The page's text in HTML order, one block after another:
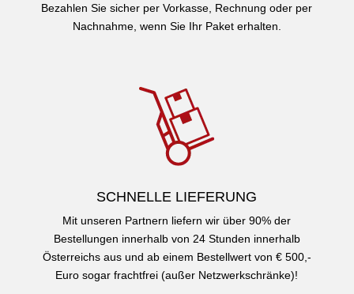
Bezahlen Sie sicher per Vorkasse, Rechnung oder per
Nachnahme, wenn Sie Ihr Paket erhalten.
SCHNELLE LIEFERUNG
Mit unseren Partnern liefern wir über 90% der
Bestellungen innerhalb von 24 Stunden innerhalb
Österreichs aus und ab einem Bestellwert von € 500,-
Euro sogar frachtfrei (außer Netzwerkschränke)!